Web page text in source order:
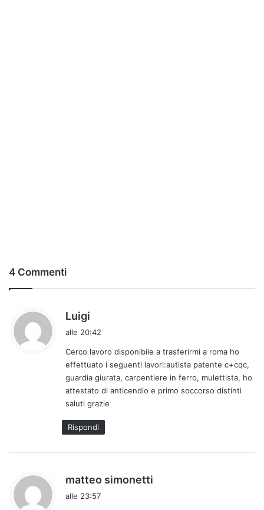
4 Commenti
Luigi
e
t
t
o
:
alle 20:42
Cerco lavoro disponibile a trasferirmi a roma ho
effettuato i seguenti lavori:autista patente c+cqc,
guardia giurata, carpentiere in ferro, mulettista, ho
attestato di anticendio e primo soccorso distinti
saluti grazie
Rispondi
matteo simonetti
alle 23:57